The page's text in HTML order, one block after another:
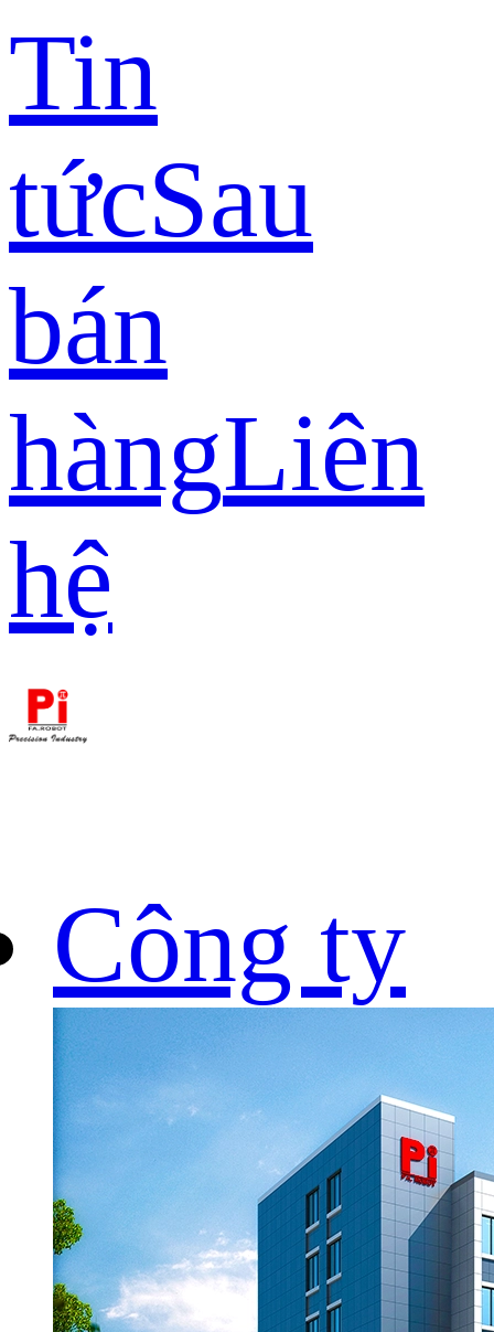
Tin
tứcSau
bán
hàngLiên
hệ
Công ty